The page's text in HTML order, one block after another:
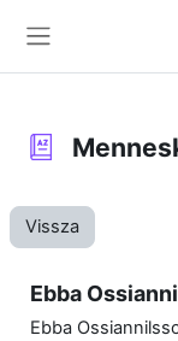
Vissza
Ebba
Ebba